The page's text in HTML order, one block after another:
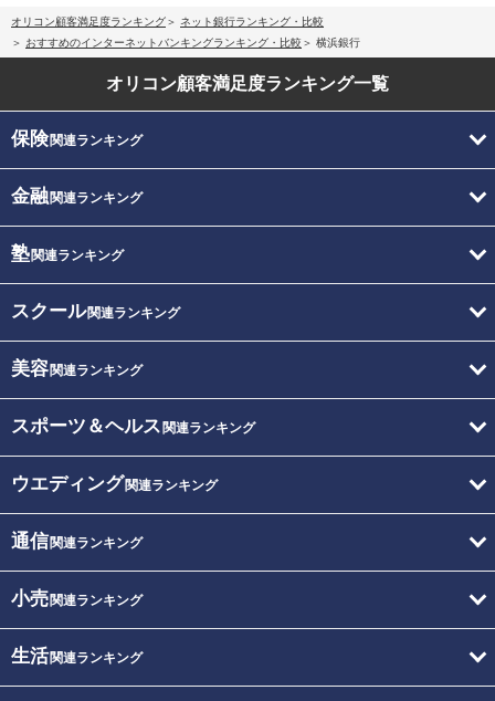
オリコン顧客満足度ランキング
ネット銀行ランキング・比較
おすすめのインターネットバンキングランキング・比較
横浜銀行
オリコン顧客満足度ランキング一覧
保険関連ランキング
金融関連ランキング
塾関連ランキング
スクール関連ランキング
美容関連ランキング
スポーツ＆ヘルス 関連ランキング
ウエディング関連ランキング
通信関連ランキング
小売関連ランキング
生活関連ランキング